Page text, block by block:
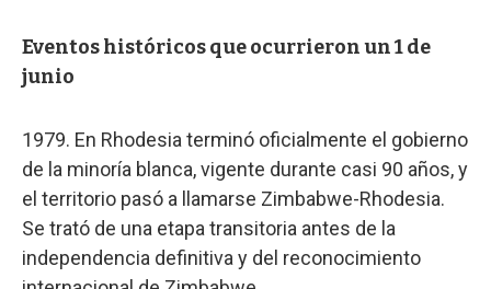
Eventos históricos que ocurrieron un 1 de
junio
1979. En Rhodesia terminó oficialmente el gobierno
de la minoría blanca, vigente durante casi 90 años, y
el territorio pasó a llamarse Zimbabwe-Rhodesia.
Se trató de una etapa transitoria antes de la
independencia definitiva y del reconocimiento